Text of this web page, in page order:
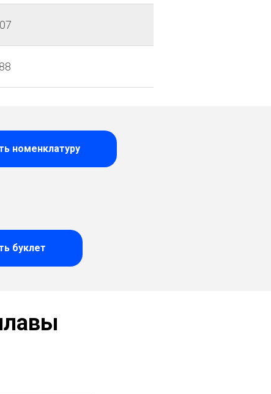
номенклатуру
буклет